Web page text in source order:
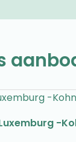
-